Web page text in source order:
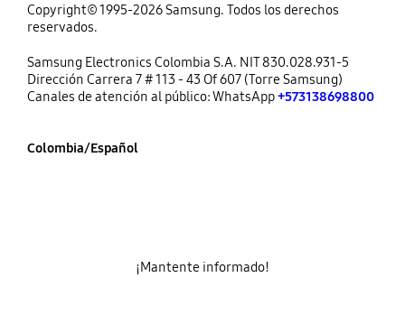
Copyright© 1995-2026 Samsung. Todos los derechos
reservados.
Samsung Electronics Colombia S.A. NIT 830.028.931-5
Dirección Carrera 7 # 113 - 43 Of 607 (Torre Samsung)
Canales de atención al público: WhatsApp+573138698800
Colombia/Español
¡Mantente informado!